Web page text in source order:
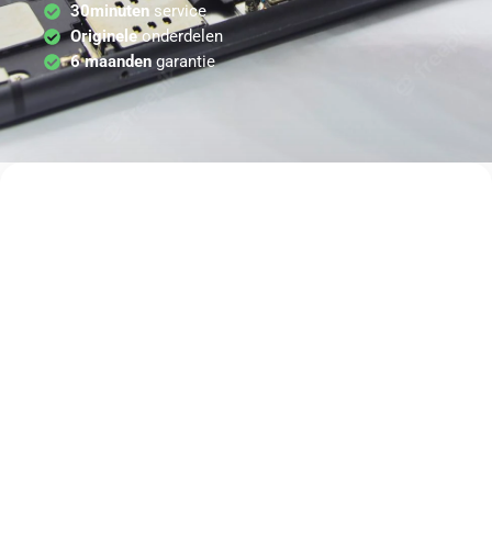
30minutenservice
Origineleonderdelen
6 maandengarantie